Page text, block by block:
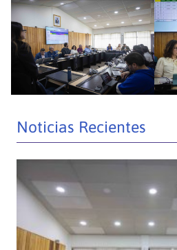
Noticias Recientes